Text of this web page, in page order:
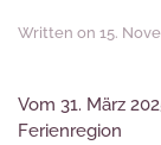
Written on 15.
Vom 31. März
Ferienregion